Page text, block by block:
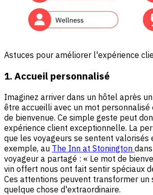
Astuces pour améliorer l'expérience
1. Accueil personnalisé
Imaginez arriver dans un hôtel après
être accueilli avec un mot
de bienvenue. Ce simple geste peut
expérience client exceptionnelle. La
que les voyageurs se sentent valorisés
exemple, au The Inn at Stonington
voyageur a partagé : « Le mot de
vin offert nous ont fait sentir spéciaux
Ces attentions peuvent transformer un
quelque chose d'extraordinaire.